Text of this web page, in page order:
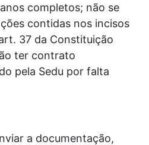
completos; não se
contidas nos incisos
37 da Constituição
ter contrato
pela Sedu por falta
a documentação,